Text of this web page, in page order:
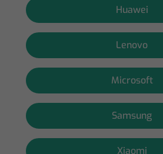
Huawei
Lenovo
Microsoft
Samsung
Xiaomi